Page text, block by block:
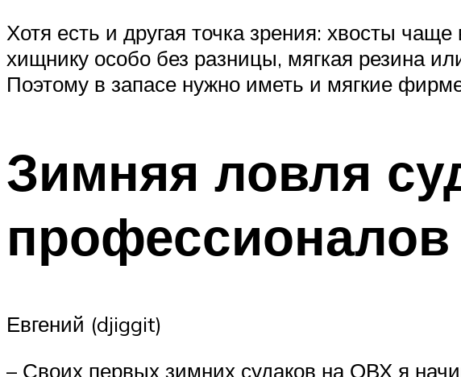
Хотя есть и другая точка зрения: хвосты чаще
хищнику особо без разницы, мягкая резина
Поэтому в запасе нужно иметь и мягкие
Зимняя ловля
профессионалов
Евгений (djiggit)
– Своих первых зимних судаков на ОВХ я